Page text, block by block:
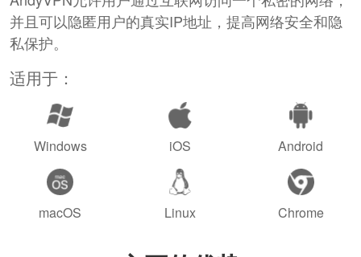
并且可以隐匿用户的真实IP地址，提高网络安全和隐
私保护。
适用于：
Windows iOS Android
macOS Linux Chrome